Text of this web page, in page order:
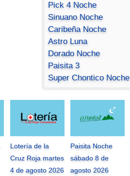
Pick 4 Noche
Sinuano Noche
Caribeña Noche
Astro Luna
Dorado Noche
Paisita 3
Super Chontico Noche
Lotería de la
Cruz Roja martes
4 de agosto 2026
Paisita Noche
sábado 8 de
agosto 2026